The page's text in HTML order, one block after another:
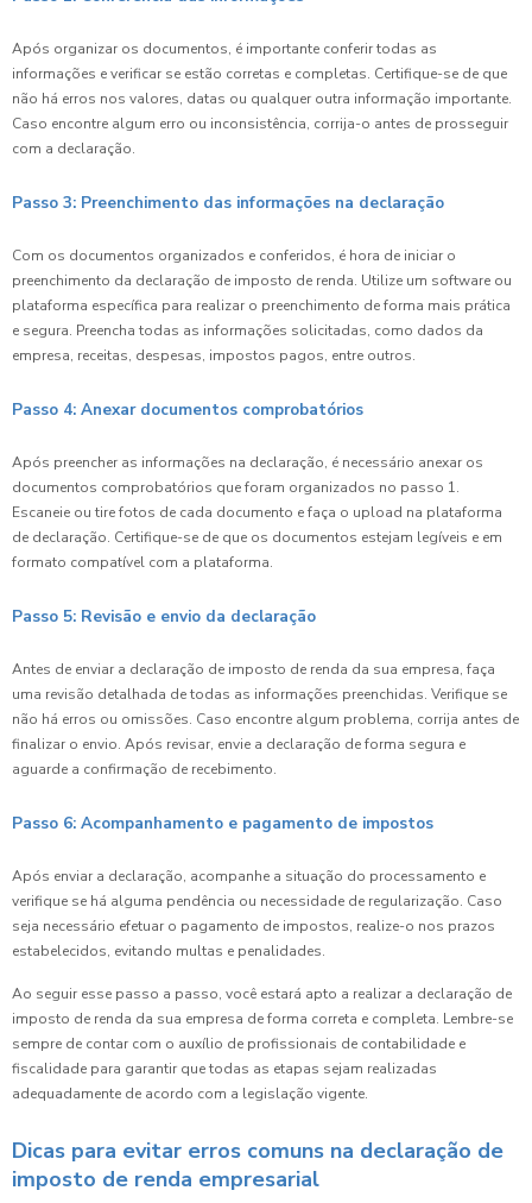
Após organizar os documentos, é importante conferir todas as
informações e verificar se estão corretas e completas. Certifique-se de que
não há erros nos valores, datas ou qualquer outra informação importante.
Caso encontre algum erro ou inconsistência, corrija-o antes de prosseguir
com a declaração.
Passo 3: Preenchimento das informações na declaração
Com os documentos organizados e conferidos, é hora de iniciar o
preenchimento da declaração de imposto de renda. Utilize um software ou
plataforma específica para realizar o preenchimento de forma mais prática
e segura. Preencha todas as informações solicitadas, como dados da
empresa, receitas, despesas, impostos pagos, entre outros.
Passo 4: Anexar documentos comprobatórios
Após preencher as informações na declaração, é necessário anexar os
documentos comprobatórios que foram organizados no passo 1.
Escaneie ou tire fotos de cada documento e faça o upload na plataforma
de declaração. Certifique-se de que os documentos estejam legíveis e em
formato compatível com a plataforma.
Passo 5: Revisão e envio da declaração
Antes de enviar a declaração de imposto de renda da sua empresa, faça
uma revisão detalhada de todas as informações preenchidas. Verifique se
não há erros ou omissões. Caso encontre algum problema, corrija antes de
finalizar o envio. Após revisar, envie a declaração de forma segura e
aguarde a confirmação de recebimento.
Passo 6: Acompanhamento e pagamento de impostos
Após enviar a declaração, acompanhe a situação do processamento e
verifique se há alguma pendência ou necessidade de regularização. Caso
seja necessário efetuar o pagamento de impostos, realize-o nos prazos
estabelecidos, evitando multas e penalidades.
Ao seguir esse passo a passo, você estará apto a realizar a declaração de
imposto de renda da sua empresa de forma correta e completa. Lembre-se
sempre de contar com o auxílio de profissionais de contabilidade e
fiscalidade para garantir que todas as etapas sejam realizadas
adequadamente de acordo com a legislação vigente.
Dicas para evitar erros comuns na declaração de
imposto de renda empresarial